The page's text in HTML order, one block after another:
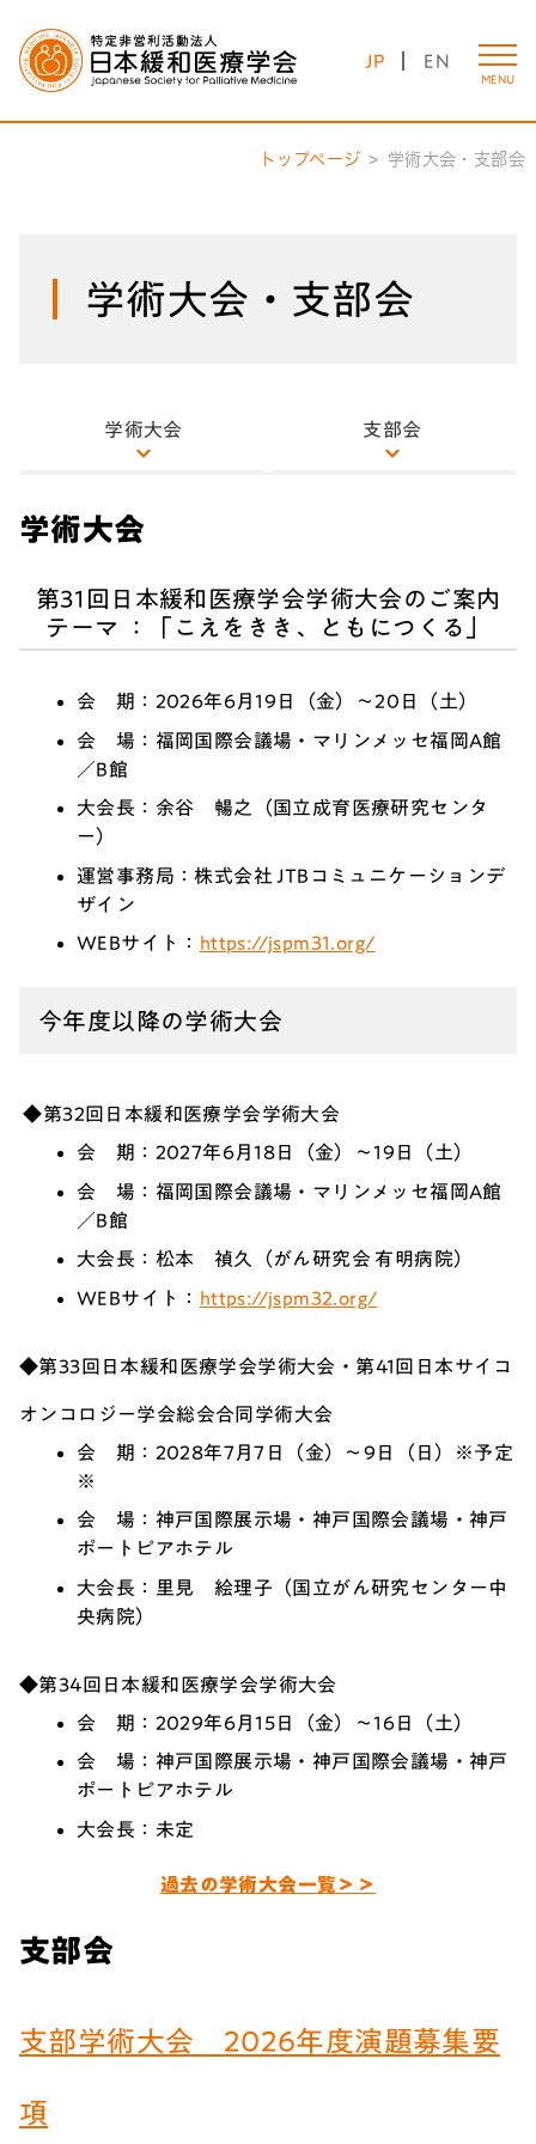
JP EN
MENU
トップページ 学術大会・支部会
学術大会・支部会
学術大会 支部会
学術大会
第31回日本緩和医療学会学術大会のご案内
テーマ ：「こえをきき、ともにつくる」
会 期：2026年6月19日（金）～20日（土）
会 場：福岡国際会議場・マリンメッセ福岡A館
／B館
大会長：余谷 暢之（国立成育医療研究センタ
ー）
運営事務局：株式会社 JTBコミュニケーションデ
ザイン
WEBサイト： https://jspm31.org/
今年度以降の学術大会
◆第32回日本緩和医療学会学術大会
会 期：2027年6月18日（金）～19日（土）
会 場：福岡国際会議場・マリンメッセ福岡A館
／B館
大会長：松本 禎久（がん研究会 有明病院）
WEBサイト： https://jspm32.org/
◆第33回日本緩和医療学会学術大会・第41回日本サイコ
オンコロジー学会総会合同学術大会
会 期：2028年7月7日（金）
～9日（日）※予定
※
会 場：神戸国際展示場・神戸国際会議場・神戸
ポートピアホテル
大会長：里見 絵理子（国立がん研究センター中
央病院）
◆第34回日本緩和医療学会学術大会
会 期：2029年6月15日（金）～16日（土）
会 場：神戸国際展示場・神戸国際会議場・神戸
ポートピアホテル
大会長：未定
過去の学術大会一覧＞＞
支部会
支部学術大会 2026年度演題募集要
項